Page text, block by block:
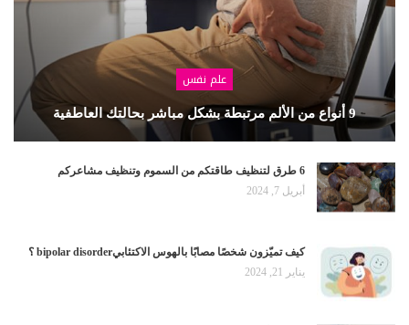
علم نفس
9 أنواع من الألم مرتبطة بشكل مباشر بحالتك العاطفية
6 طرق لتنظيف طاقتكم من السموم وتنظيف مشاعركم
أبريل 7, 2024
كيف تميّزون شخصًا مصابًا بالهوس الاكتئابيbipolar disorder ؟
يناير 21, 2024